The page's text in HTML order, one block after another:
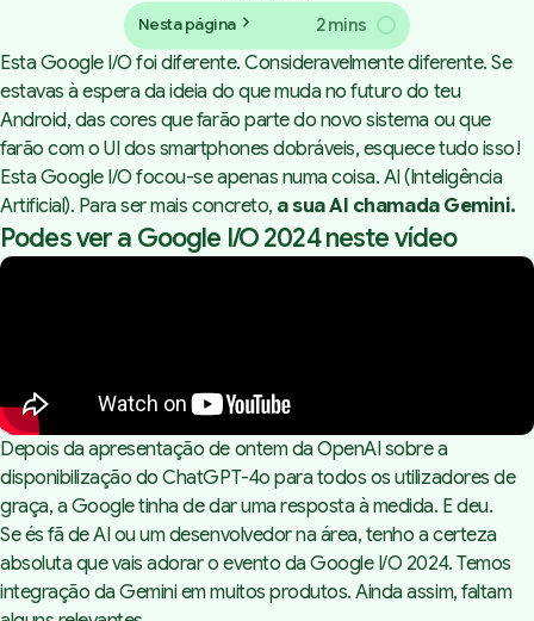
Nesta página 2 mins
Esta Google I/O foi diferente. Consideravelmente diferente. Se
estavas à espera da ideia do que muda no futuro do teu
Android, das cores que farão parte do novo sistema ou que
farão com o UI dos smartphones dobráveis, esquece tudo isso!
Esta Google I/O focou-se apenas numa coisa. AI (Inteligência
Artificial). Para ser mais concreto, a sua AI chamada Gemini.
Podes ver a Google I/O 2024 neste vídeo
Depois da apresentação de ontem da OpenAIsobre a
disponibilização do ChatGPT-4o para todos os utilizadores de
graça, a Google tinha de dar uma resposta à medida. E deu.
Se és fã de AI ou um desenvolvedor na área, tenho a certeza
absoluta que vais adorar o evento da Google I/O 2024. Temos
integração da Gemini em muitos produtos. Ainda assim, faltam